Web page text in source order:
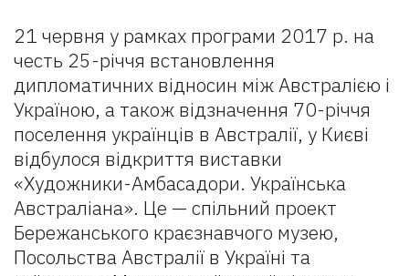
21 червня у рамках програми 2017 р. на
честь 25-річчя встановлення
дипломатичних відносин між Австралією і
Україною, а також відзначення 70-річчя
поселення українців в Австралії, у Києві
відбулося відкриття виставки
«Художники-Амбасадори. Українська
Австраліана». Це — спільний проект
Бережанського краєзнавчого музею,
Посольства Австралії в Україні та